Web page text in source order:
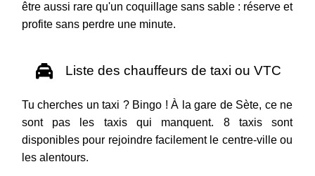
être aussi rare qu'un coquillage sans sable : réserve et
profite sans perdre une minute.
Liste des chauffeurs de taxi ou VTC
Tu cherches un taxi ? Bingo ! À la gare de Sète, ce ne
sont pas les taxis qui manquent. 8 taxis sont
disponibles pour rejoindre facilement le centre-ville ou
les alentours.